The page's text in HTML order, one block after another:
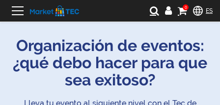
0 ES
Organización de eventos:
¿qué debo hacer para que
sea exitoso?